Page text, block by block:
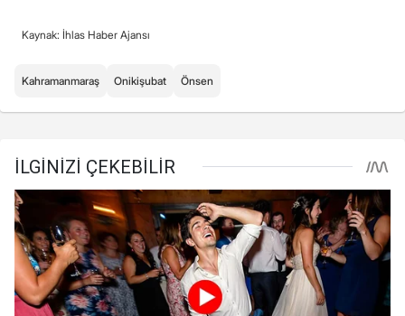
Kaynak: İhlas Haber Ajansı
Kahramanmaraş Onikişubat Önsen